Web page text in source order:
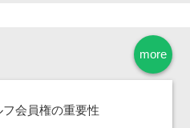
more
会員権の重要性